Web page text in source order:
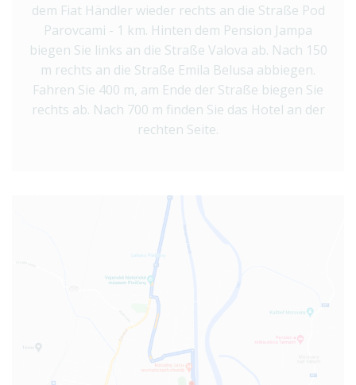
dem Fiat Händler wieder rechts an die Straße Pod
Parovcami - 1 km. Hinten dem Pension Jampa
biegen Sie links an die Straße Valova ab. Nach 150
m rechts an die Straße Emila Belusa abbiegen.
Fahren Sie 400 m, am Ende der Straße biegen Sie
rechts ab. Nach 700 m finden Sie das Hotel an der
rechten Seite.